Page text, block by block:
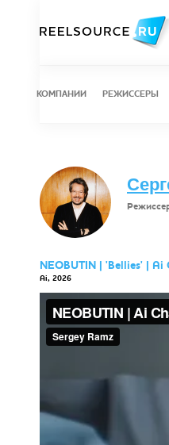
КОМПАНИИ РЕЖИССЕРЫ
NEOBUTIN | 'Bellies' |
Ai, 2026